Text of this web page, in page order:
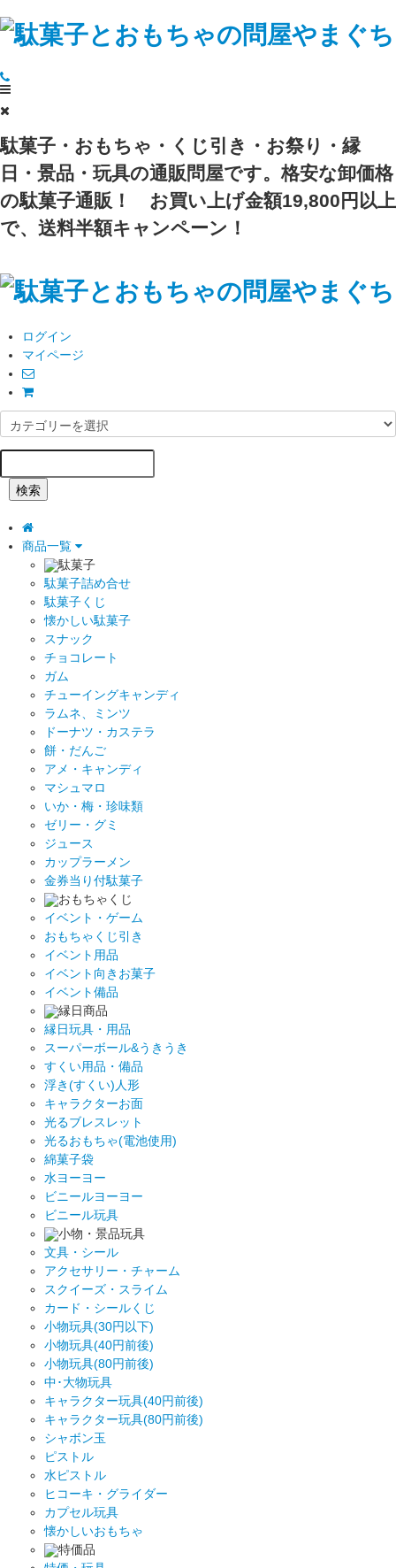
駄菓子・おもちゃ・くじ引き・お祭り・縁
日・景品・玩具の通販問屋です。格安な卸価格
の駄菓子通販！
お買い上げ金額19,800円以上
で、送料半額キャンペーン！
ログイン
マイページ
検索
商品一覧
駄菓子
駄菓子詰め合せ
駄菓子くじ
懐かしい駄菓子
スナック
チョコレート
ガム
チューイングキャンディ
ラムネ、ミンツ
ドーナツ・カステラ
餅・だんご
アメ・キャンディ
マシュマロ
いか・梅・珍味類
ゼリー・グミ
ジュース
カップラーメン
金券当り付駄菓子
おもちゃくじ
イベント・ゲーム
おもちゃくじ引き
イベント用品
イベント向きお菓子
イベント備品
縁日商品
縁日玩具・用品
スーパーボール&うきうき
すくい用品・備品
浮き(すくい)人形
キャラクターお面
光るブレスレット
光るおもちゃ(電池使用)
綿菓子袋
水ヨーヨー
ビニールヨーヨー
ビニール玩具
小物・景品玩具
文具・シール
アクセサリー・チャーム
スクイーズ・スライム
カード・シールくじ
小物玩具(30円以下)
小物玩具(40円前後)
小物玩具(80円前後)
中･大物玩具
キャラクター玩具(40円前後)
キャラクター玩具(80円前後)
シャボン玉
ピストル
水ピストル
ヒコーキ・グライダー
カプセル玩具
懐かしいおもちゃ
特価品